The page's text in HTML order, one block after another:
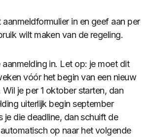
aanmeldformulier in en geef aan per
wilt maken van de regeling.
aanmelding in. Let op: je moet dit
vóór het begin van een nieuw
je per 1 oktober starten, dan
uiterlijk begin september
je die deadline, dan schuift de
op naar het volgende